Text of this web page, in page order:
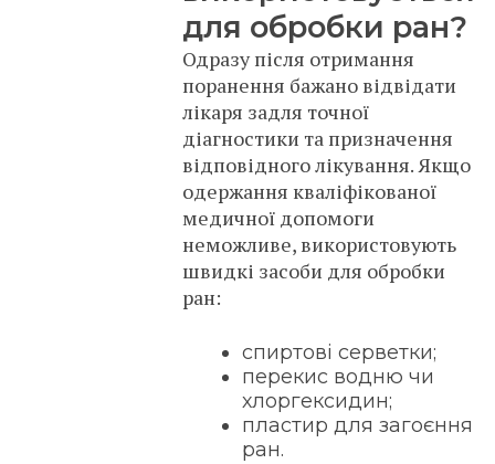
для обробки ран?
Одразу після отримання
поранення бажано відвідати
лікаря задля точної
діагностики та призначення
відповідного лікування. Якщо
одержання кваліфікованої
медичної допомоги
неможливе, використовують
швидкі засоби для обробки
ран:
спиртові серветки;
перекис водню чи
хлоргексидин;
пластир для загоєння
ран.